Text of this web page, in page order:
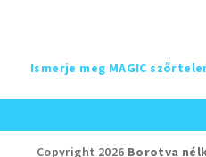
Ismerje meg MAGIC
á
Copyright 2026 Borotva